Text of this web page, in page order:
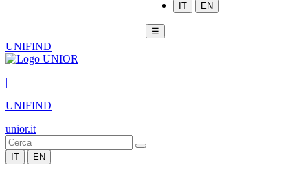
IT EN
☰
UNIFIND
|
UNIFIND
unior.it
IT EN